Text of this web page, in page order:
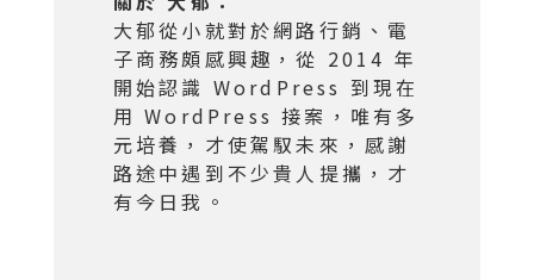
大郁從小就對於網路行銷、電
子商務頗感興趣，從 2014 年
開始認識 WordPress 到現在
用 WordPress 接案，唯有多
元培養，才使駕馭未來，感謝
路途中遇到不少貴人提攜，才
有今日我。